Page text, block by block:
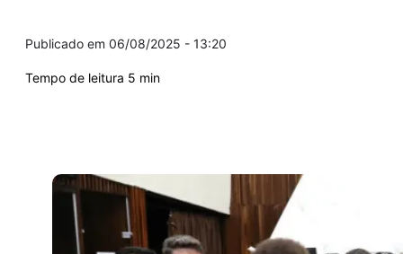
06/08/2025 - 13:20